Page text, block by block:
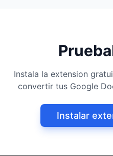
Instala la extension
convertir tus Google
Instalar